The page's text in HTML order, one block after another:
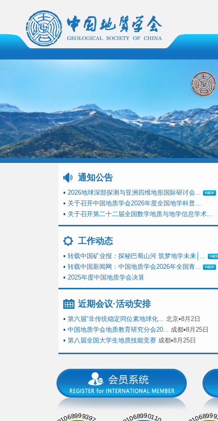
通知公告
▪ 2026地球深部探测与亚洲四维地形国际研讨会...
▪ 关于召开中国地质学会2026年度全国地学科普...
▪ 关于召开第二十二届全国数学地质与地学信息学术...
工作动态
▪ 转载中国矿业报：探秘巴蜀山河 筑梦地学未来│...
▪ 转载中国新闻网：中国地质学会2026年全国青...
▪ 2025年度中国地质学会决算
近期会议·活动安排
▪ 第六届“非传统稳定同位素地球化... 北京▪8月2日
▪ 中国地质学会地质教育研究分会20... 成都▪8月25日
▪ 第八届全国大学生地质技能竞赛 成都▪8月25日